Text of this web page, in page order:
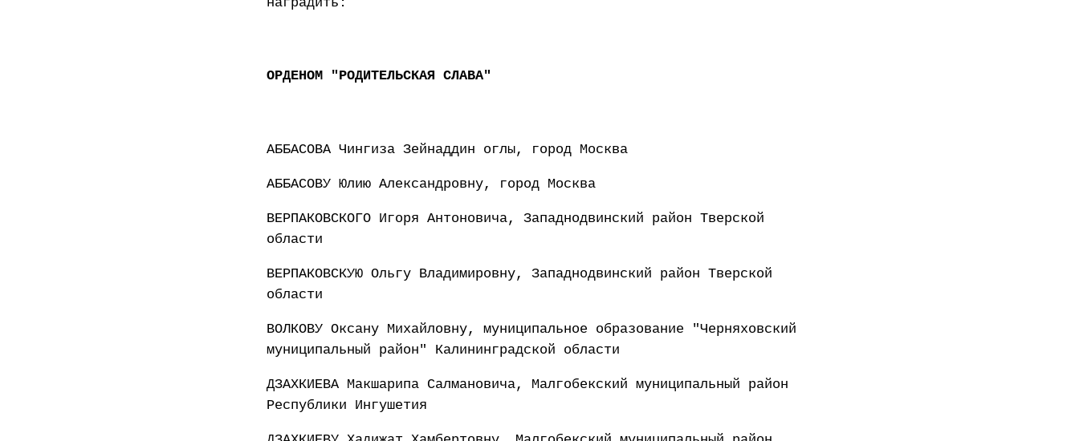
ОРДЕНОМ "РОДИТЕЛЬСКАЯ СЛАВА"
АББАСОВА Чингиза Зейнаддин оглы, город Москва
АББАСОВУ Юлию Александровну, город Москва
ВЕРПАКОВСКОГО Игоря Антоновича, Западнодвинский район Тверской
области
ВЕРПАКОВСКУЮ Ольгу Владимировну, Западнодвинский район Тверской
области
ВОЛКОВУ Оксану Михайловну, муниципальное образование "Черняховский
муниципальный район" Калининградской области
ДЗАХКИЕВА Макшарипа Салмановича, Малгобекский муниципальный район
Республики Ингушетия